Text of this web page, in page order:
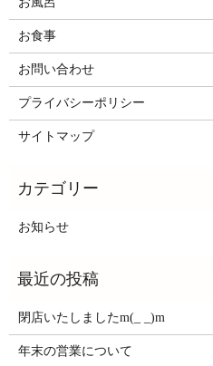
お食事
お問い合わせ
プライバシーポリシー
サイトマップ
お知らせ
閉店いたしましたm(_ _)m
年末の営業について